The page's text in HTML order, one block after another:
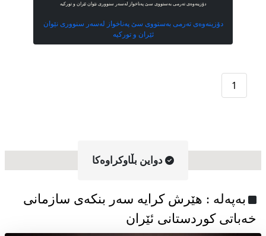
دۆزینەوەی تەرمی بەستووی سێ پەناخواز لەسەر سنووری نێوان ئێران و تورکیە
دۆزینەوەی تەرمی بەستووی سێ پەناخواز لەسەر سنووری نێوان
ئێران و تورکیە
1
دواین بڵاوکراوه‌کا
به‌په‌له‌ : هێرش کرایە سەر بنکەی سازمانی
خەباتی کوردستانی ئێران